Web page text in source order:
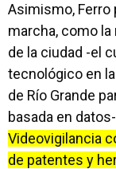
Asimismo,
marcha, como
de la ciudad -el
tecnológico en
de Río Grande
basada en datos-
Videovigilancia
de patentes y